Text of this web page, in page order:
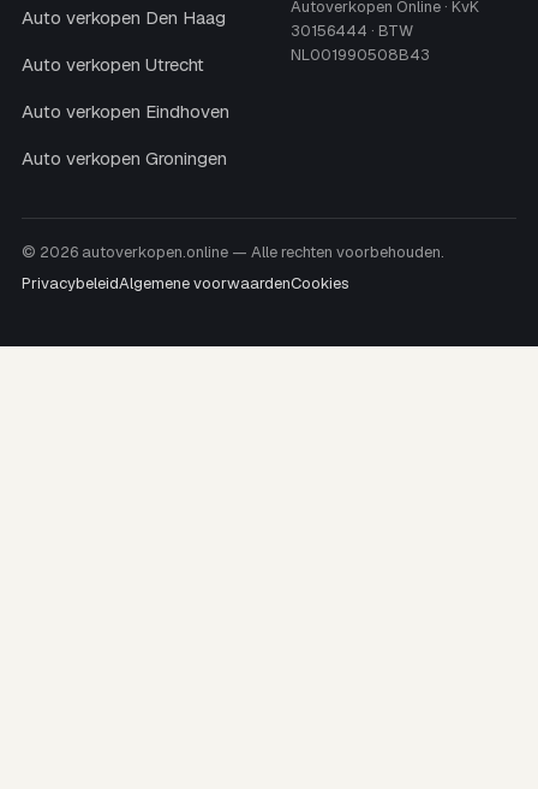
Auto verkopen Den Haag
Auto verkopen Utrecht
Auto verkopen Eindhoven
Auto verkopen Groningen
Autoverkopen Online · KvK
30156444 · BTW
NL001990508B43
© 2026 autoverkopen.online — Alle rechten voorbehouden.
PrivacybeleidAlgemene voorwaardenCookies